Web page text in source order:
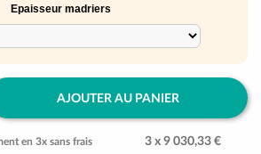
Epaisseur madriers
AJOUTER AU PANIER
en 3x sans frais 3 x 9 030,33 €